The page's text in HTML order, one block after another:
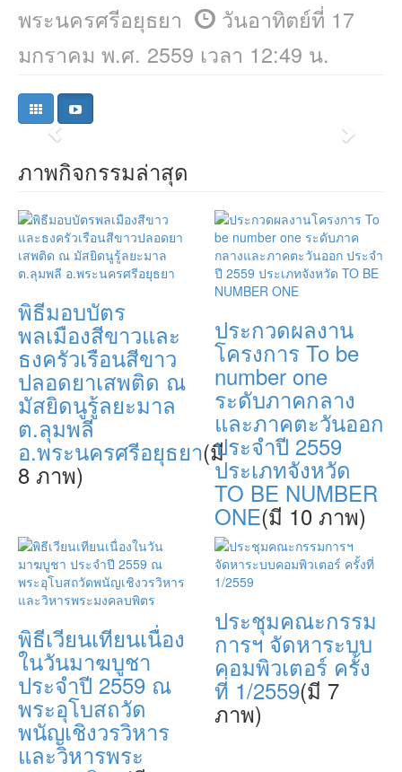
พระนครศรีอยุธยา
วันอาทิตย์ที่ 17
มกราคม พ.ศ. 2559 เวลา 12:49 น.
พิธีถวายราชสักการะพุ่มดอกไม้สดที่
หน้าพระบรมรูปพ่อขุนรามคำแหง
เนื่องใน "วันพ่อขุนรามคำแหง
มหาราช" ปี 2559
ภาพกิจกรรมล่าสุด
พิธีมอบบัตร
พลเมืองสีขาวและ
ธงครัวเรือนสีขาว
ปลอดยาเสพติด ณ
มัสยิดนูรู้ลยะมาล
ต.ลุมพลี
อ.พระนครศรีอยุธยา(มี
8 ภาพ)
ประกวดผลงาน
โครงการ To be
number one
ระดับภาคกลาง
และภาคตะวันออก
ประจำปี 2559
ประเภทจังหวัด
TO BE NUMBER
ONE(มี 10 ภาพ)
พิธีเวียนเทียนเนื่อง
ในวันมาฆบูชา
ประจำปี 2559 ณ
พระอุโบสถวัด
พนัญเชิงวรวิหาร
และวิหารพระ
ประชุมคณะกรรม
การฯ จัดหาระบบ
คอมพิวเตอร์ ครั้ง
ที่ 1/2559(มี 7
ภาพ)